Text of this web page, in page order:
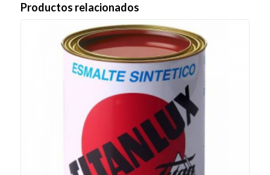
Productos relacionados